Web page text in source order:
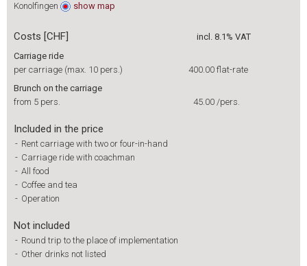
Konolfingen show map
Costs [CHF]
incl. 8.1% VAT
Carriage ride
per carriage (max. 10 pers.)
400.00 flat-rate
Brunch on the carriage
from 5 pers.
45.00 /pers.
Included in the price
- Rent carriage with two or four-in-hand
- Carriage ride with coachman
- All food
- Coffee and tea
- Operation
Not included
- Round trip to the place of implementation
- Other drinks not listed